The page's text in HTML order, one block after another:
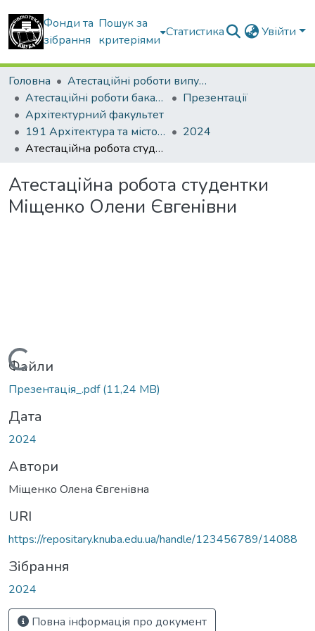
Фонди та
зібрання
Пошук за
критеріями
Статистика Увійти
Головна
Атестаційні роботи випускників
Атестаційні роботи бакалаврів
Презентації
Архітектурний факультет
191 Архітектура та містобудування
2024
Атестаційна робота студентки Міщенко Олени Євгенівни
Атестаційна робота студентки
Міщенко Олени Євгенівни
Вантажиться...
Файли
Презентація_.pdf(11,24 MB)
Дата
2024
Автори
Міщенко Олена Євгенівна
URI
https://repositary.knuba.edu.ua/handle/123456789/14088
Зібрання
2024
Повна інформація про документ